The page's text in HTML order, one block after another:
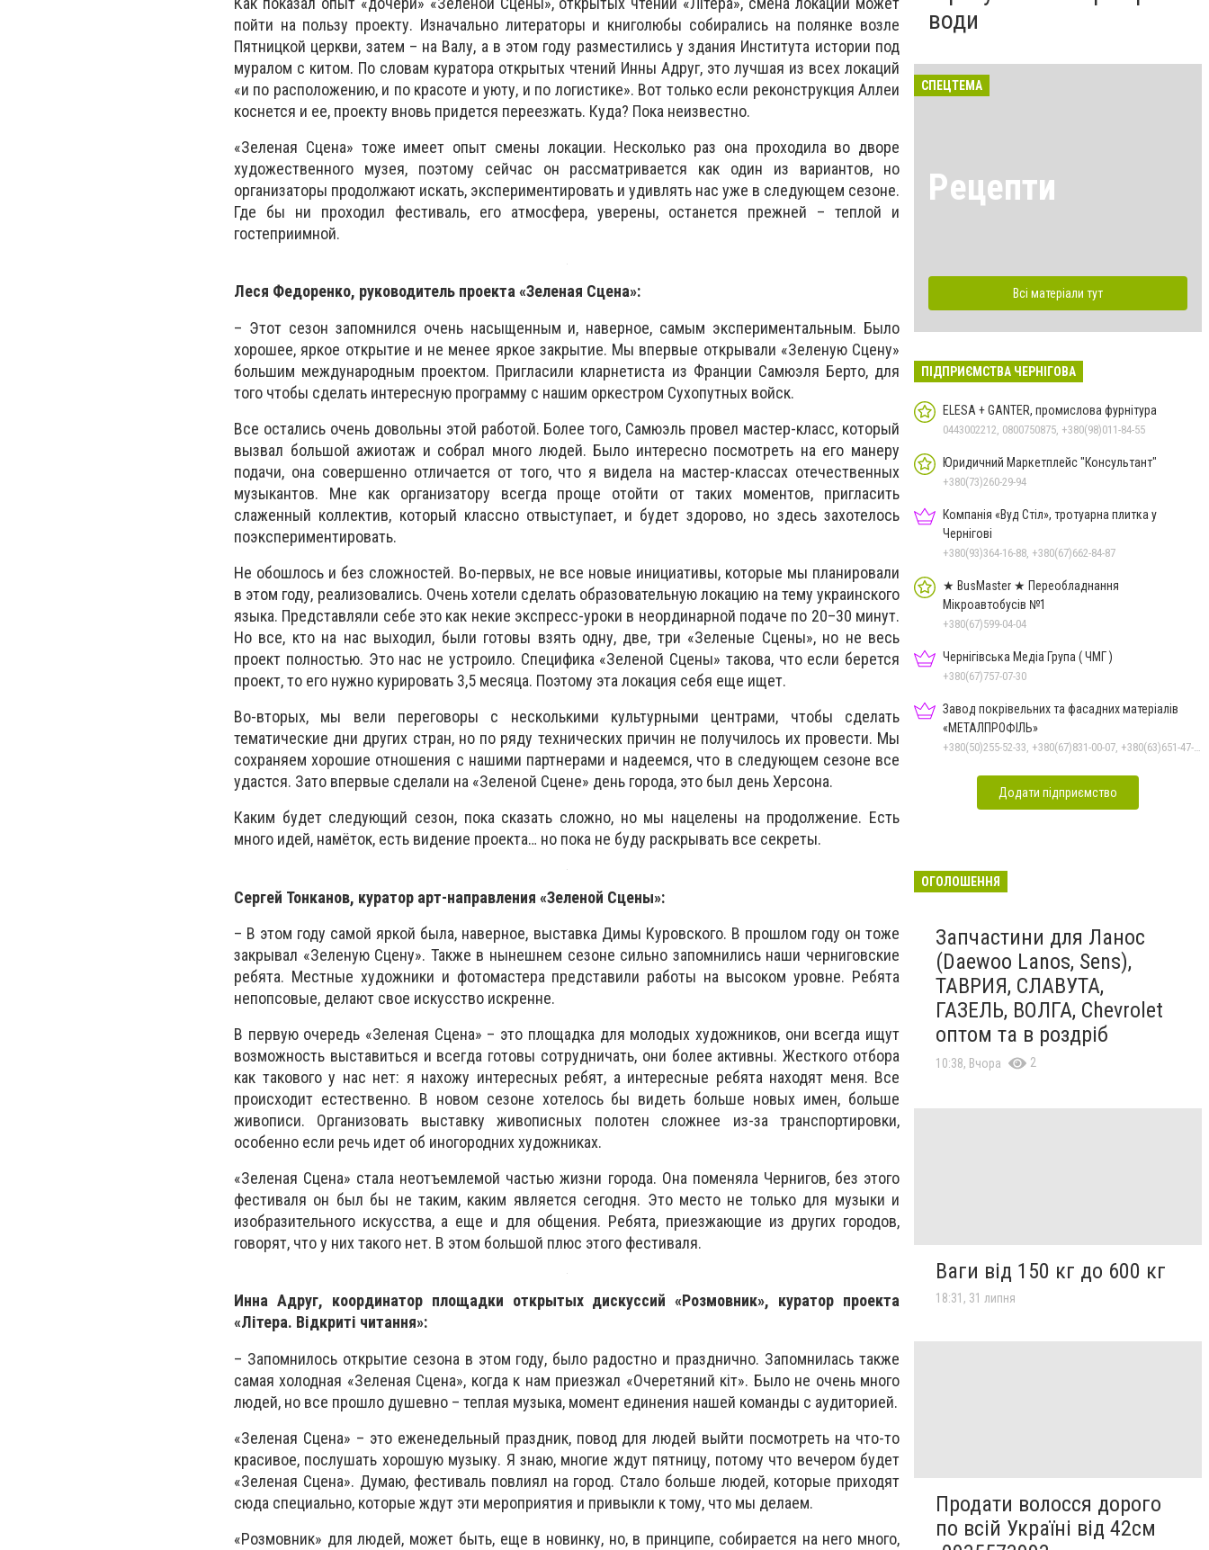
пойти на пользу проекту. Изначально литераторы и книголюбы собирались на полянке возле
Пятницкой церкви, затем – на Валу, а в этом году разместились у здания Института истории под
муралом с китом. По словам куратора открытых чтений Инны Адруг, это лучшая из всех локаций
«и по расположению, и по красоте и уюту, и по логистике». Вот только если реконструкция Аллеи
коснется и ее, проекту вновь придется переезжать. Куда? Пока неизвестно.
«Зеленая Сцена» тоже имеет опыт смены локации. Несколько раз она проходила во дворе
художественного музея, поэтому сейчас он рассматривается как один из вариантов, но
организаторы продолжают искать, экспериментировать и удивлять нас уже в следующем сезоне.
Где бы ни проходил фестиваль, его атмосфера, уверены, останется прежней – теплой и
гостеприимной.
Леся Федоренко, руководитель проекта «Зеленая Сцена»:
– Этот сезон запомнился очень насыщенным и, наверное, самым экспериментальным. Было
хорошее, яркое открытие и не менее яркое закрытие. Мы впервые открывали «Зеленую Сцену»
большим международным проектом. Пригласили кларнетиста из Франции Самюэля Берто, для
того чтобы сделать интересную программу с нашим оркестром Сухопутных войск.
Все остались очень довольны этой работой. Более того, Самюэль провел мастер-класс, который
вызвал большой ажиотаж и собрал много людей. Было интересно посмотреть на его манеру
подачи, она совершенно отличается от того, что я видела на мастер-классах отечественных
музыкантов. Мне как организатору всегда проще отойти от таких моментов, пригласить
слаженный коллектив, который классно отвыступает, и будет здорово, но здесь захотелось
поэкспериментировать.
Не обошлось и без сложностей. Во-первых, не все новые инициативы, которые мы планировали
в этом году, реализовались. Очень хотели сделать образовательную локацию на тему украинского
языка. Представляли себе это как некие экспресс-уроки в неординарной подаче по 20–30 минут.
Но все, кто на нас выходил, были готовы взять одну, две, три «Зеленые Сцены», но не весь
проект полностью. Это нас не устроило. Специфика «Зеленой Сцены» такова, что если берется
проект, то его нужно курировать 3,5 месяца. Поэтому эта локация себя еще ищет.
Во-вторых, мы вели переговоры с несколькими культурными центрами, чтобы сделать
тематические дни других стран, но по ряду технических причин не получилось их провести. Мы
сохраняем хорошие отношения с нашими партнерами и надеемся, что в следующем сезоне все
удастся. Зато впервые сделали на «Зеленой Сцене» день города, это был день Херсона.
Каким будет следующий сезон, пока сказать сложно, но мы нацелены на продолжение. Есть
много идей, намёток, есть видение проекта… но пока не буду раскрывать все секреты.
Сергей Тонканов, куратор арт-направления «Зеленой Сцены»:
– В этом году самой яркой была, наверное, выставка Димы Куровского. В прошлом году он тоже
закрывал «Зеленую Сцену». Также в нынешнем сезоне сильно запомнились наши черниговские
ребята. Местные художники и фотомастера представили работы на высоком уровне. Ребята
непопсовые, делают свое искусство искренне.
В первую очередь «Зеленая Сцена» – это площадка для молодых художников, они всегда ищут
возможность выставиться и всегда готовы сотрудничать, они более активны. Жесткого отбора
как такового у нас нет: я нахожу интересных ребят, а интересные ребята находят меня. Все
происходит естественно. В новом сезоне хотелось бы видеть больше новых имен, больше
живописи. Организовать выставку живописных полотен сложнее из-за транспортировки,
особенно если речь идет об иногородних художниках.
«Зеленая Сцена» стала неотъемлемой частью жизни города. Она поменяла Чернигов, без этого
фестиваля он был бы не таким, каким является сегодня. Это место не только для музыки и
изобразительного искусства, а еще и для общения. Ребята, приезжающие из других городов,
говорят, что у них такого нет. В этом большой плюс этого фестиваля.
Инна Адруг, координатор площадки открытых дискуссий «Розмовник», куратор проекта
«Літера. Відкриті читання»:
– Запомнилось открытие сезона в этом году, было радостно и празднично. Запомнилась также
самая холодная «Зеленая Сцена», когда к нам приезжал «Очеретяний кіт». Было не очень много
людей, но все прошло душевно – теплая музыка, момент единения нашей команды с аудиторией.
«Зеленая Сцена» – это еженедельный праздник, повод для людей выйти посмотреть на что-то
красивое, послушать хорошую музыку. Я знаю, многие ждут пятницу, потому что вечером будет
«Зеленая Сцена». Думаю, фестиваль повлиял на город. Стало больше людей, которые приходят
сюда специально, которые ждут эти мероприятия и привыкли к тому, что мы делаем.
«Розмовник» для людей, может быть, еще в новинку, но, в принципе, собирается на него много,
води
СПЕЦТЕМА
Рецепти
Всі матеріали тут
ПІДПРИЄМСТВА ЧЕРНІГОВА
ELESA + GANTER, промислова фурнітура
0443002212, 0800750875, +380(98)011-84-55
Юридичний Маркетплейс "Консультант"
+380(73)260-29-94
Компанія «Вуд Стіл», тротуарна плитка у
Чернігові
+380(93)364-16-88, +380(67)662-84-87
★ BusMaster ★ Переобладнання
Мікроавтобусів №1
+380(67)599-04-04
Чернігівська Медіа Група ( ЧМГ )
+380(67)757-07-30
Завод покрівельних та фасадних матеріалів
«МЕТАЛПРОФІЛЬ»
Додати підприємство
ОГОЛОШЕННЯ
Запчастини для Ланос
(Daewoo Lanos, Sens),
ТАВРИЯ, СЛАВУТА,
ГАЗЕЛЬ, ВОЛГА, Chevrolet
оптом та в роздріб
10:38, Вчора 2
Ваги від 150 кг до 600 кг
18:31, 31 липня
Продати волосся дорого
по всій Україні від 42см